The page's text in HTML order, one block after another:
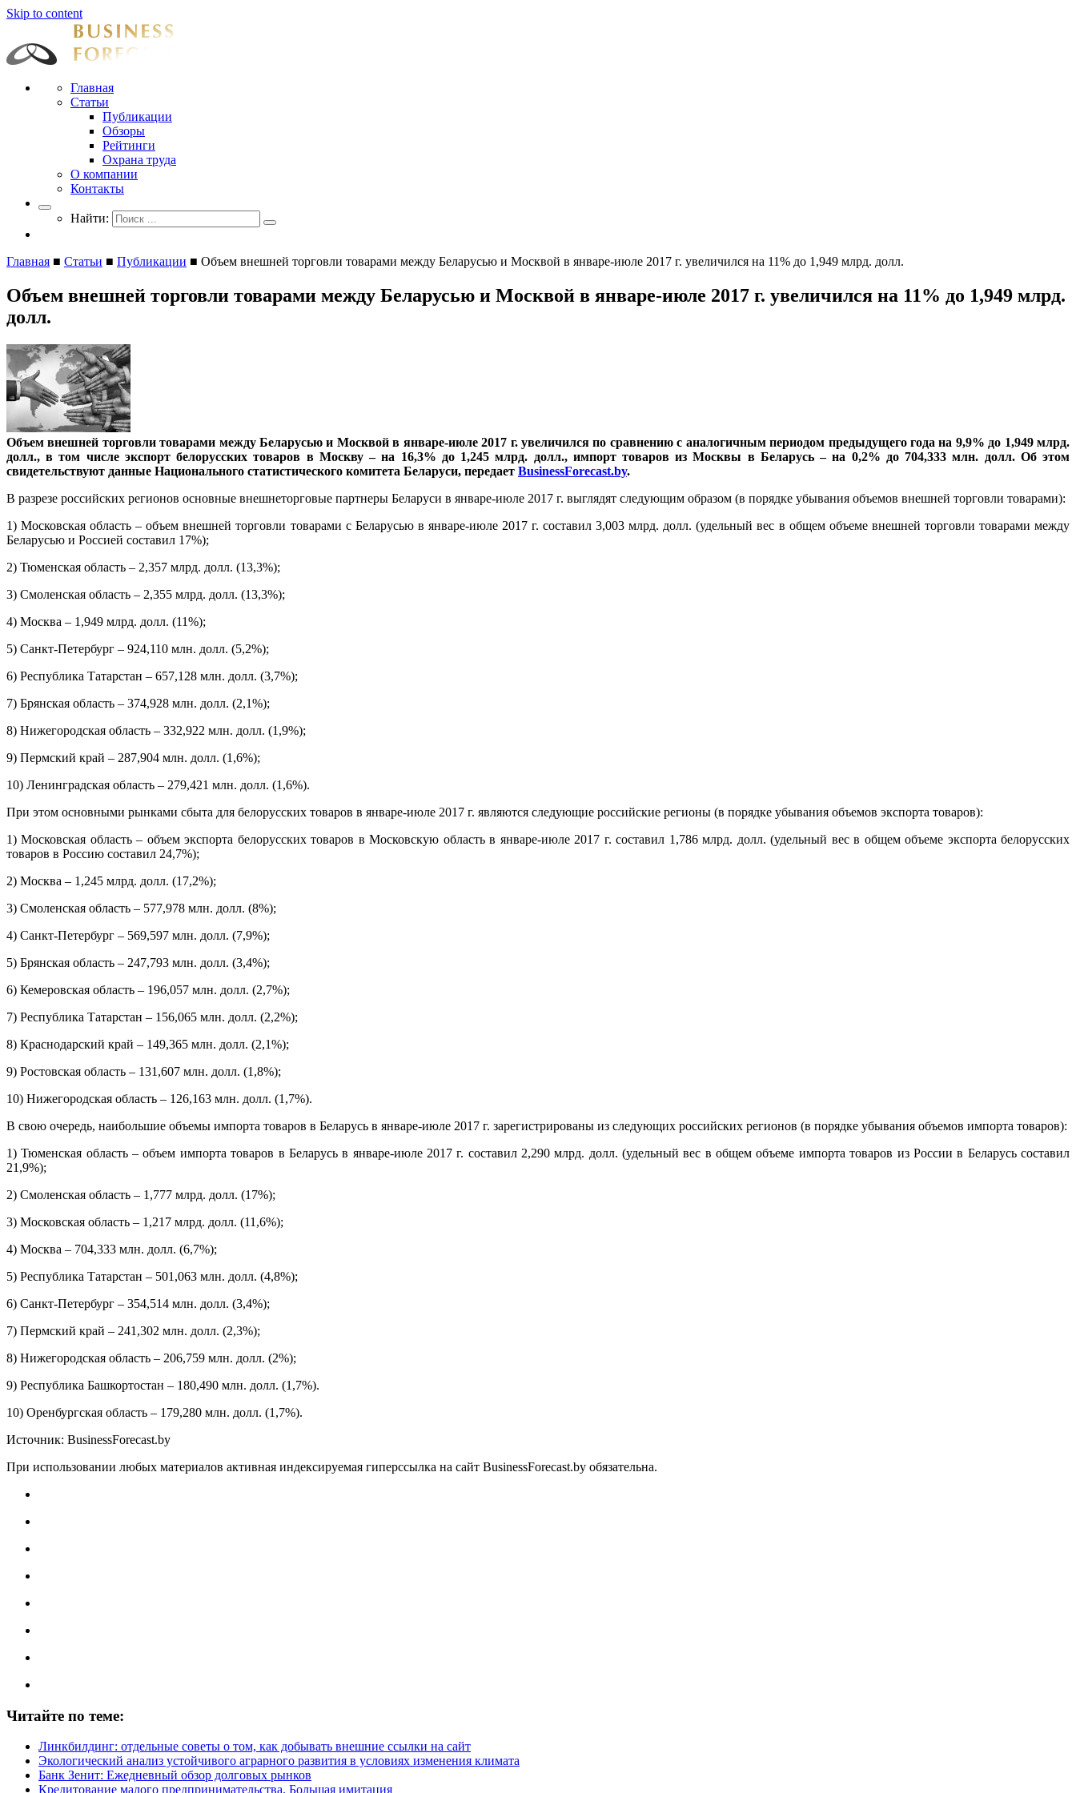
Skip to content
Businessforecast
Аналитика и прогнозирование для профессионалов
Главная
Статьи
Публикации
Обзоры
Рейтинги
Охрана труда
О компании
Контакты
Найти:
Главная ■ Статьи ■ Публикации ■ Объем внешней торговли товарами между Беларусью и Москвой в январе-июле 2017 г. увеличился на 11% до 1,949 млрд. долл.
Объем внешней торговли товарами между Беларусью и Москвой в январе-июле 2017 г. увеличился на 11% до 1,949 млрд.
долл.
Объем внешней торговли товарами между Беларусью и Москвой в январе-июле 2017 г. увеличился по сравнению с аналогичным периодом предыдущего года на 9,9% до 1,949 млрд.
долл., в том числе экспорт белорусских товаров в Москву – на 16,3% до 1,245 млрд. долл., импорт товаров из Москвы в Беларусь – на 0,2% до 704,333 млн. долл. Об этом
свидетельствуют данные Национального статистического комитета Беларуси, передает BusinessForecast.by.
В разрезе российских регионов основные внешнеторговые партнеры Беларуси в январе-июле 2017 г. выглядят следующим образом (в порядке убывания объемов внешней торговли товарами):
1) Московская область – объем внешней торговли товарами с Беларусью в январе-июле 2017 г. составил 3,003 млрд. долл. (удельный вес в общем объеме внешней торговли товарами между
Беларусью и Россией составил 17%);
2) Тюменская область – 2,357 млрд. долл. (13,3%);
3) Смоленская область – 2,355 млрд. долл. (13,3%);
4) Москва – 1,949 млрд. долл. (11%);
5) Санкт-Петербург – 924,110 млн. долл. (5,2%);
6) Республика Татарстан – 657,128 млн. долл. (3,7%);
7) Брянская область – 374,928 млн. долл. (2,1%);
8) Нижегородская область – 332,922 млн. долл. (1,9%);
9) Пермский край – 287,904 млн. долл. (1,6%);
10) Ленинградская область – 279,421 млн. долл. (1,6%).
При этом основными рынками сбыта для белорусских товаров в январе-июле 2017 г. являются следующие российские регионы (в порядке убывания объемов экспорта товаров):
1) Московская область – объем экспорта белорусских товаров в Московскую область в январе-июле 2017 г. составил 1,786 млрд. долл. (удельный вес в общем объеме экспорта белорусских
товаров в Россию составил 24,7%);
2) Москва – 1,245 млрд. долл. (17,2%);
3) Смоленская область – 577,978 млн. долл. (8%);
4) Санкт-Петербург – 569,597 млн. долл. (7,9%);
5) Брянская область – 247,793 млн. долл. (3,4%);
6) Кемеровская область – 196,057 млн. долл. (2,7%);
7) Республика Татарстан – 156,065 млн. долл. (2,2%);
8) Краснодарский край – 149,365 млн. долл. (2,1%);
9) Ростовская область – 131,607 млн. долл. (1,8%);
10) Нижегородская область – 126,163 млн. долл. (1,7%).
В свою очередь, наибольшие объемы импорта товаров в Беларусь в январе-июле 2017 г. зарегистрированы из следующих российских регионов (в порядке убывания объемов импорта товаров):
1) Тюменская область – объем импорта товаров в Беларусь в январе-июле 2017 г. составил 2,290 млрд. долл. (удельный вес в общем объеме импорта товаров из России в Беларусь составил
21,9%);
2) Смоленская область – 1,777 млрд. долл. (17%);
3) Московская область – 1,217 млрд. долл. (11,6%);
4) Москва – 704,333 млн. долл. (6,7%);
5) Республика Татарстан – 501,063 млн. долл. (4,8%);
6) Санкт-Петербург – 354,514 млн. долл. (3,4%);
7) Пермский край – 241,302 млн. долл. (2,3%);
8) Нижегородская область – 206,759 млн. долл. (2%);
9) Республика Башкортостан – 180,490 млн. долл. (1,7%).
10) Оренбургская область – 179,280 млн. долл. (1,7%).
Источник: BusinessForecast.by
При использовании любых материалов активная индексируемая гиперссылка на сайт BusinessForecast.by обязательна.
Читайте по теме:
Линкбилдинг: отдельные советы о том, как добывать внешние ссылки на сайт
Экологический анализ устойчивого аграрного развития в условиях изменения климата
Банк Зенит: Ежедневный обзор долговых рынков
Кредитование малого предпринимательства. Большая имитация